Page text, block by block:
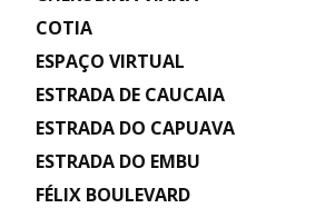
COTIA
ESPAÇO VIRTUAL
ESTRADA DE CAUCAIA
ESTRADA DO CAPUAVA
ESTRADA DO EMBU
FÉLIX BOULEVARD